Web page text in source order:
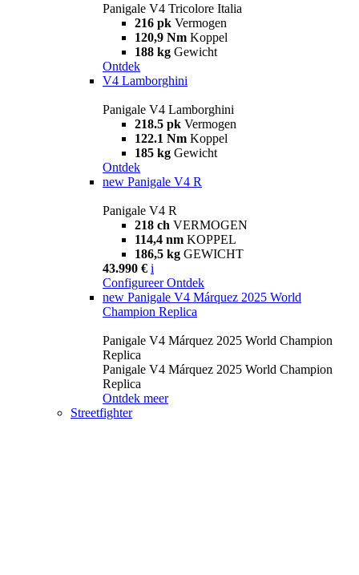
Panigale V4 Tricolore Italia
216 pk Vermogen
120,9 Nm Koppel
188 kg Gewicht
Ontdek
V4 Lamborghini
Panigale V4 Lamborghini
218.5 pk Vermogen
122.1 Nm Koppel
185 kg Gewicht
Ontdek
new Panigale V4 R
Panigale V4 R
218 ch VERMOGEN
114,4 nm KOPPEL
186,5 kg GEWICHT
43.990 € i
Configureer Ontdek
new Panigale V4 Márquez 2025 World
Champion Replica
Panigale V4 Márquez 2025 World Champion
Replica
Panigale V4 Márquez 2025 World Champion
Replica
Ontdek meer
Streetfighter